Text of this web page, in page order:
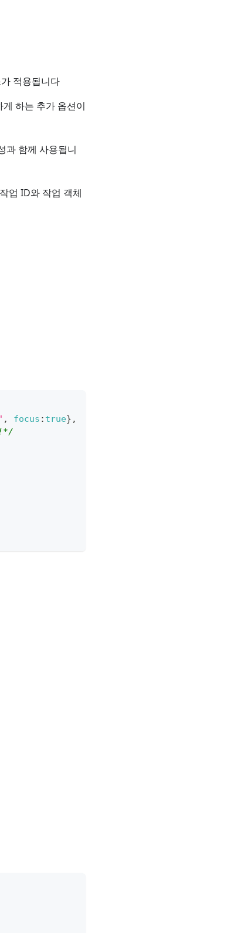
적용됩니다
하는 추가 옵션이
과 함께 사용됩니
업 ID와 작업 객체
, focus : true} ,